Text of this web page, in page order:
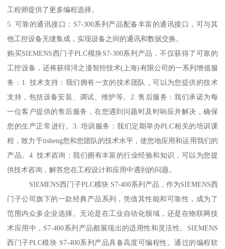
工程师提供了更多编程选择。
5. 可靠的通讯接口：S7-300系列产品配备丰富的通讯接口，可与其
他工控设备无缝集成，实现设备之间的通讯和数据交换。
购买SIEMENS西门子PLC模块S7-300系列产品，不仅获得了可靠的
工控设备，还将获得浔之漫智控技术(上海)有限公司的一系列增值服
务：1. 技术支持：我们拥有一支的技术团队，可以为您提供的技术
支持，包括设备安装、调试、维护等。2. 售后服务：我们承诺为每
一位客户提供的售后服务，在您遇到问题时及时响应并解决，确保
您的生产正常进行。3. 培训服务：我们定期举办PLC相关的培训课
程，致力于tisheng您和您团队的技术水平，使您地应用和运用我们的
产品。4. 技术咨询：我们拥有丰富的行业经验和知识，可以为您提
供技术咨询，解答您在工程设计和应用中遇到的问题。
SIEMENS西门子PLC模块 S7-400系列产品，作为SIEMENS西
门子公司旗下的一款经典产品系列，凭借其性能和可靠性，成为了
范围内众多企业选择。无论是在工业自动化领域，还是在物联网技
术应用中，S7-400系列产品都展现出的适用性和灵活性。SIEMENS
西门子PLC模块 S7-400系列产品具备高度可编程性。通过的编程软